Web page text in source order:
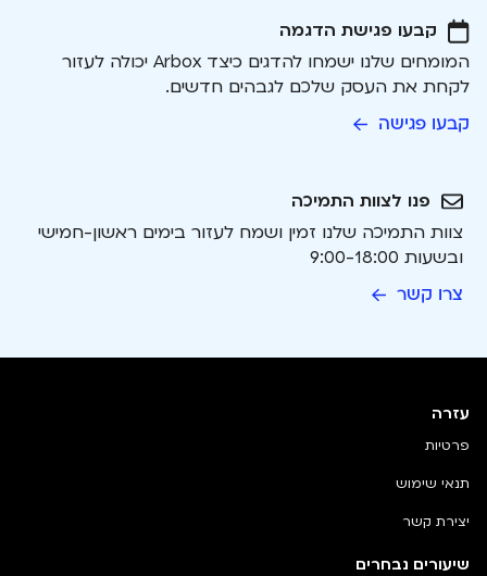
קבעו פגישת הדגמה
המומחים שלנו ישמחו להדגים כיצד Arbox יכולה לעזור
לקחת את העסק שלכם לגבהים חדשים.
קבעו פגישה
פנו לצוות התמיכה
צוות התמיכה שלנו זמין ושמח לעזור בימים ראשון-חמישי
ובשעות 9:00-18:00
צרו קשר
שיעורים נבחרים
עזרה
פרטיות
תנאי שימוש
יצירת קשר